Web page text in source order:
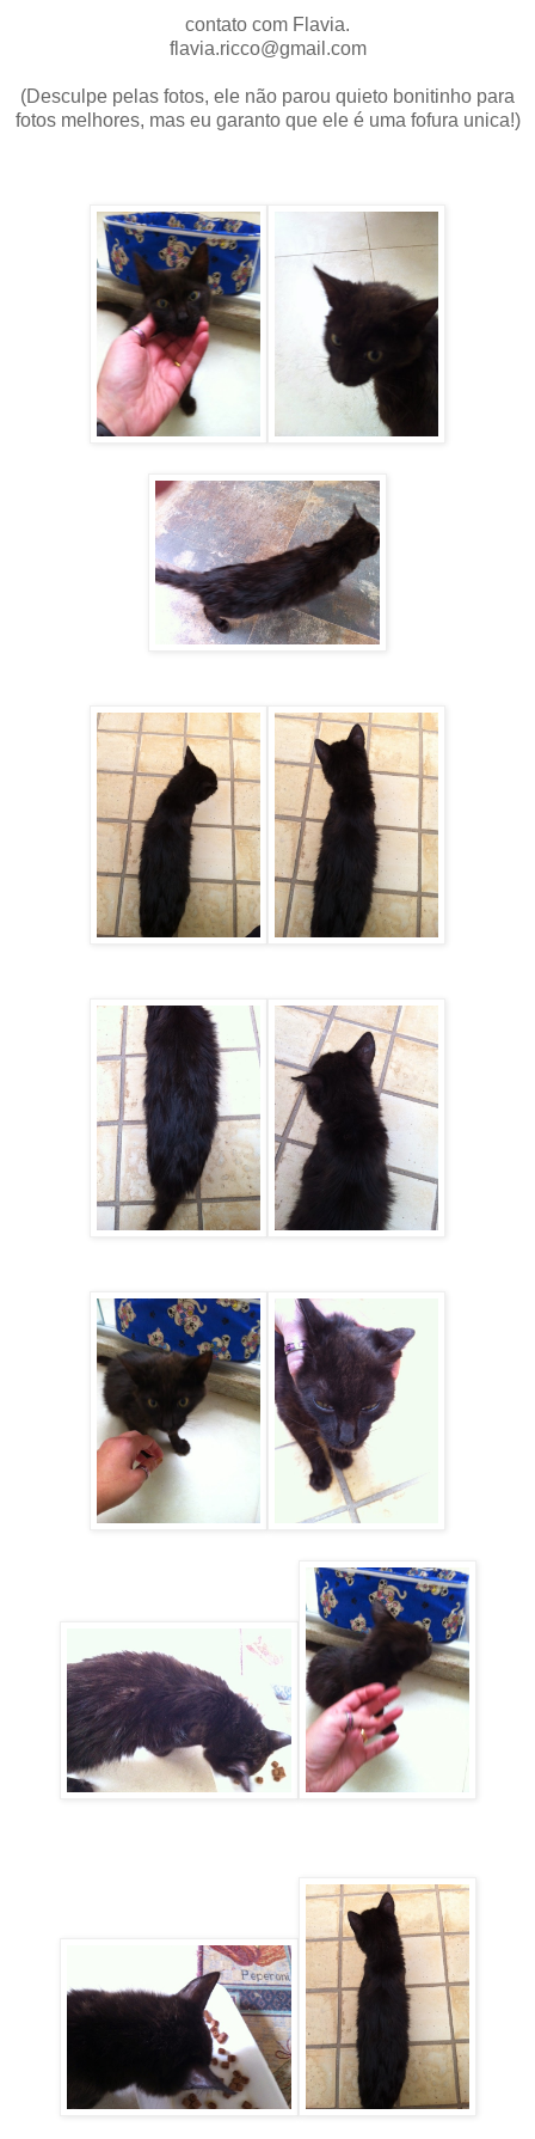
contato com Flavia.
flavia.ricco@gmail.com
(Desculpe pelas fotos, ele não parou quieto bonitinho para
fotos melhores, mas eu garanto que ele é uma fofura unica!)